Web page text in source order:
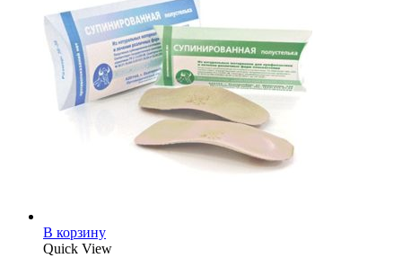
В корзину
Quick View